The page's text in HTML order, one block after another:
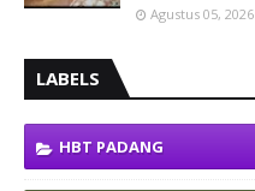
Agustus 05, 2026
LABELS
HBT PADANG